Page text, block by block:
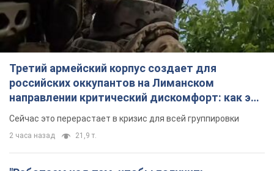
Третий армейский корпус создает для
российских оккупантов на Лиманском
направлении критический дискомфорт: как это
удалось
Сейчас это перерастает в кризис для всей группировки
2 часа назад 21,9 т.